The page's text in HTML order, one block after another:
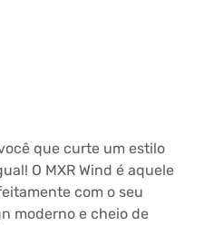
que curte um estilo
O MXR Wind é aquele
com o seu
moderno e cheio de